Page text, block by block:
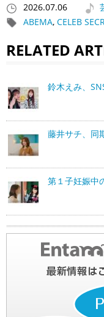
2026.07.06
ABEMA, CELEB
RELATED
鈴木えみ、
藤井サチ、同
第１子妊娠中